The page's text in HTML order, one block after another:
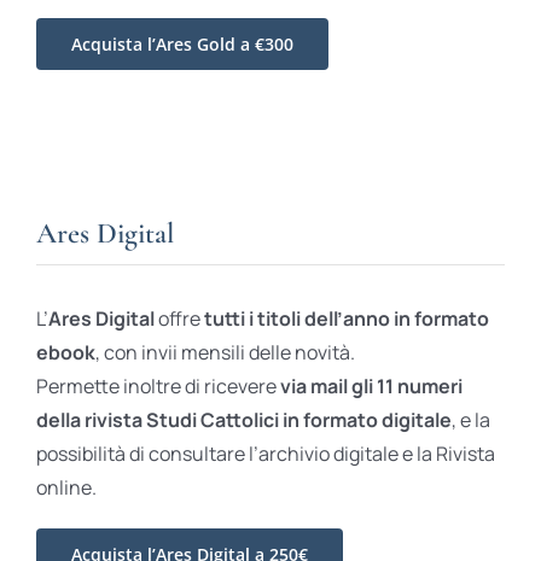
Acquista l’Ares Gold a €300
Ares Digital
L’Ares Digitaloffretutti i titoli dell’anno in formato
ebook, con invii mensili delle novità.
Permette inoltre di riceverevia mail gli 11 numeri
della rivista Studi Cattolici in formato digitale, e la
possibilità di consultare l’archivio digitale e la Rivista
online.
Acquista l’Ares Digital a 250€